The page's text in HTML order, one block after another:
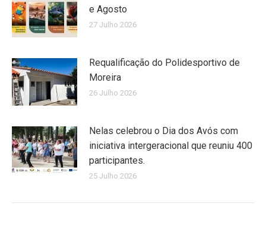
e Agosto
27 Julho 2026
Requalificação do Polidesportivo de
Moreira
26 Julho 2026
Nelas celebrou o Dia dos Avós com
iniciativa intergeracional que reuniu 400
participantes.
25 Julho 2026